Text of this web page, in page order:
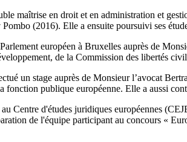
maîtrise en droit et en administration et
(2016). Elle a ensuite poursuivi ses
européen à Bruxelles auprès de
de la Commission des libertés
un stage auprès de Monsieur l’avocat
fonction publique européenne. Elle a aussi
Centre d'études juridiques européennes
de l'équipe participant au concours «